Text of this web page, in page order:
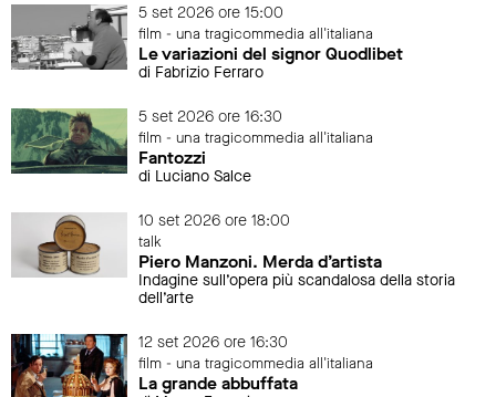
5 set 2026 ore 15:00
film - una tragicommedia all'italiana
Le variazioni del signor Quodlibet
di Fabrizio Ferraro
5 set 2026 ore 16:30
film - una tragicommedia all'italiana
Fantozzi
di Luciano Salce
10 set 2026 ore 18:00
talk
Piero Manzoni. Merda d’artista
Indagine sull’opera più scandalosa della storia
dell’arte
12 set 2026 ore 16:30
film - una tragicommedia all'italiana
La grande abbuffata